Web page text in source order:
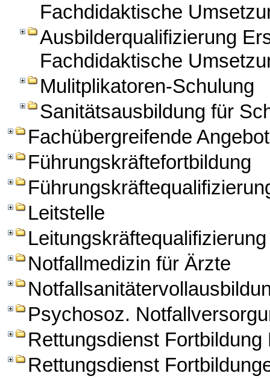
Fachdidaktische
Ausbilderqualifizierung
Fachdidaktische
Mulitplikatoren-Schulung
Sanitätsausbildung für
Fachübergreifende
Führungskräftefortbildung
Leitstelle
Leitungskräftequalifizierung
Notfallmedizin für Ärzte
Psychosoz.
Rettungsdienst Fortbildung
Rettungsdienst